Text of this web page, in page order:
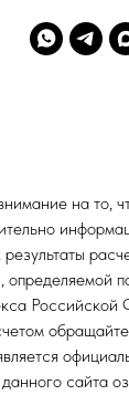
на то,
определяемой
сайта